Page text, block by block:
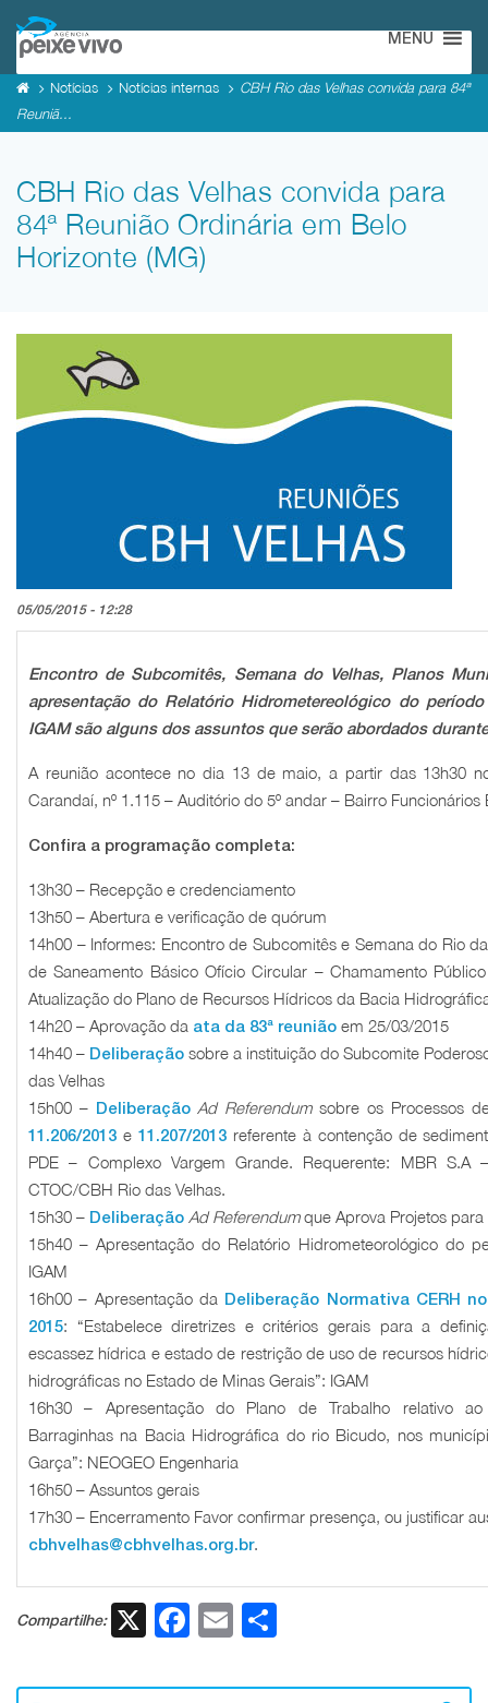
MENU
Notícias Notícias internas
CBH Rio das Velhas convida para 84ª
Reuniã...
CBH Rio das Velhas convida para
84ª Reunião Ordinária em Belo
Horizonte (MG)
05/05/2015 - 12:28
Encontro de Subcomitês, Semana do Velhas, Planos
apresentação do Relatório Hidrometereológico do
IGAM são alguns dos assuntos que serão abordados
A reunião acontece no dia 13 de maio, a partir das 13h30
Carandaí, nº 1.115 – Auditório do 5º andar – Bairro
Confira a programação completa:
13h30 – Recepção e credenciamento
13h50 – Abertura e verificação de quórum
14h00 – Informes: Encontro de Subcomitês e Semana do Rio
de Saneamento Básico Ofício Circular – Chamamento
Atualização do Plano de Recursos Hídricos da Bacia
14h20 – Aprovação da ata da 83ª reunião em 25/03/2015
14h40 – Deliberação sobre a instituição do Subcomite
das Velhas
15h00 – Deliberação Ad Referendumsobre os Processos
11.206/2013 e 11.207/2013referente à contenção de
PDE – Complexo Vargem Grande. Requerente: MBR S.A
CTOC/CBH Rio das Velhas.
15h30 – Deliberação Ad Referendumque Aprova Projetos para
15h40 – Apresentação do Relatório Hidrometeorológico do
IGAM
16h00 – Apresentação da Deliberação Normativa CERH
2015: “Estabelece diretrizes e critérios gerais para a
escassez hídrica e estado de restrição de uso de recursos
hidrográficas no Estado de Minas Gerais”: IGAM
16h30 – Apresentação do Plano de Trabalho relativo
Barraginhas na Bacia Hidrográfica do rio Bicudo, nos
Garça”: NEOGEO Engenharia
16h50 – Assuntos gerais
17h30 – Encerramento Favor confirmar presença, ou justificar
cbhvelhas@cbhvelhas.org.br.
Compartilhe: X Facebook
Email